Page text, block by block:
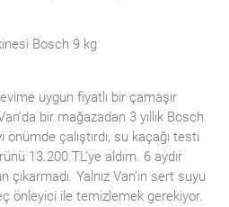
Bosch 9 kg
uygun fiyatlı bir çamaşır
bir mağazadan 3 yıllık Bosch
önümde çalıştırdı, su kaçağı testi
13.200 TL’ye aldım. 6 aydır
çıkarmadı. Yalnız Van’ın sert suyu
önleyici ile temizlemek gerekiyor.